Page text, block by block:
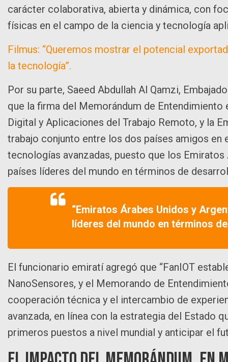
carácter colaborativa, abierta y dinámica, con
físicas en el campo de la ciencia y tecnología
Filmus: “Queremos mostrar el potencial
la tecnología”.
Por su parte, Saeed Abdullah Al Qamzi,
que la firma del Memorándum de
Digital y Aplicaciones del Trabajo Remoto, y la
trabajo conjunto entre los dos países amigos
tecnologías avanzadas, puesto que los
países líderes del mundo en términos de
“Emiratos Árabes Unidos y
líderes del mundo en términos
El funcionario emiratí agregó que “FanIOT
NanoSensores, y el Memorando de
cooperación técnica y el intercambio de
avanzada, en línea con la estrategia del Estado
primeros puestos a nivel mundial y anticipar el